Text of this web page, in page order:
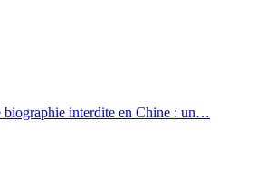
biographie interdite en Chine : un…